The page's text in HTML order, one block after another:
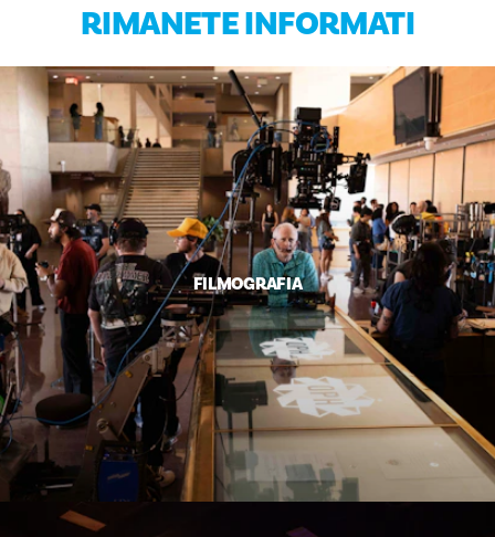
RIMANETE INFORMATI
FILMOGRAFIA